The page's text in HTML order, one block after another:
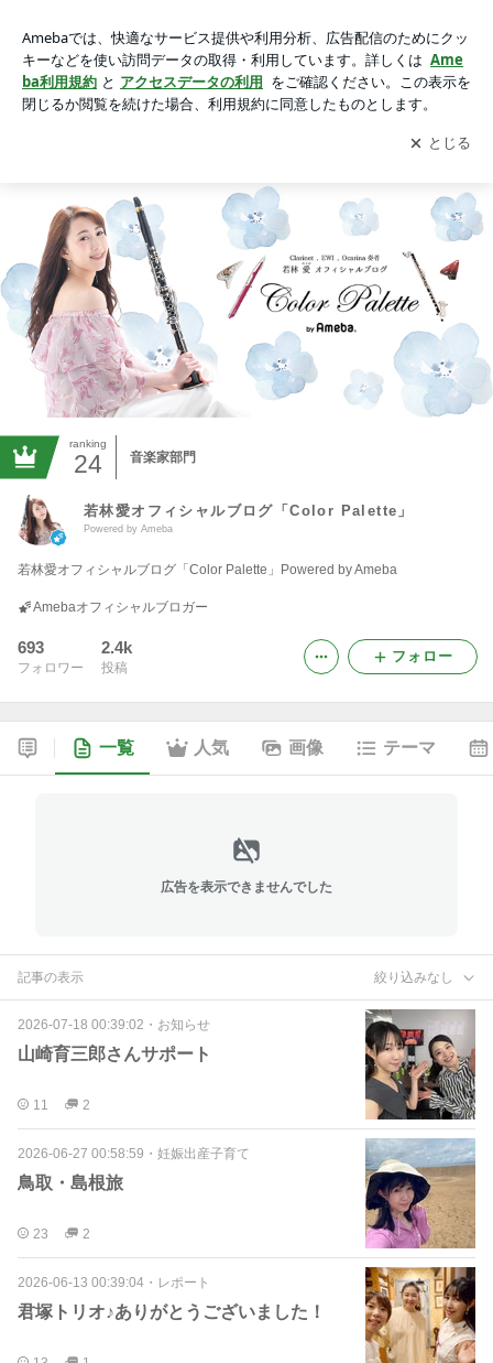
アプリをダウンロードして ブログの更新通知
を受け取りまし
ょう。
開く
ranking
24 音楽家部門
若林愛オフィシャルブログ「Color Palette」
Powered by Ameba
若林愛オフィシャルブログ「Color Palette」Powered by Ameba
Amebaオフィシャルブロガー
693
フォロワー
2.4k
投稿
フォロー
一覧 人気 画像 テーマ
広告を表示できませんでした
記事の表示 絞り込みなし
2026-07-18 00:39:02 ・ お知らせ
山崎育三郎さんサポート
11 2
2026-06-27 00:58:59 ・ 妊娠出産子育て
鳥取・島根旅
23 2
2026-06-13 00:39:04 ・ レポート
君塚トリオ♪ありがとうございました！